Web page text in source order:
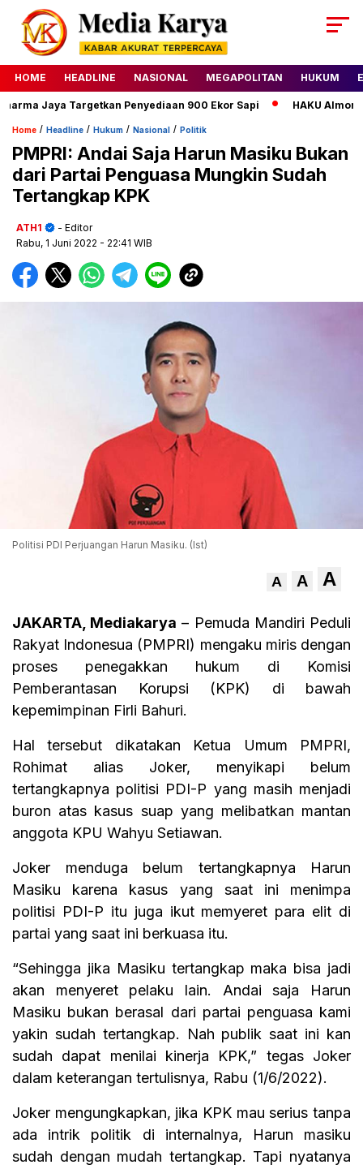
HOME HEADLINE NASIONAL MEGAPOLITAN HUKUM
Jaya Targetkan Penyediaan 900 Ekor Sapi HAKU Almond
Home / Headline / Hukum / Nasional / Politik
PMPRI: Andai Saja Harun Masiku Bukan
dari Partai Penguasa Mungkin Sudah
Tertangkap KPK
ATH1
- Editor
Rabu, 1 Juni 2022 - 22:41 WIB
Politisi PDI Perjuangan Harun Masiku. (Ist)
A A A
JAKARTA, Mediakarya – Pemuda Mandiri Peduli
Rakyat Indonesua (PMPRI) mengaku miris dengan
proses penegakkan hukum di Komisi
Pemberantasan Korupsi (KPK) di bawah
kepemimpinan Firli Bahuri.
Hal tersebut dikatakan Ketua Umum PMPRI,
Rohimat alias Joker, menyikapi belum
tertangkapnya politisi PDI-P yang masih menjadi
buron atas kasus suap yang melibatkan mantan
anggota KPU Wahyu Setiawan.
Joker menduga belum tertangkapnya Harun
Masiku karena kasus yang saat ini menimpa
politisi PDI-P itu juga ikut memyeret para elit di
partai yang saat ini berkuasa itu.
“Sehingga jika Masiku tertangkap maka bisa jadi
akan menyeret pelaku lain. Andai saja Harun
Masiku bukan berasal dari partai penguasa kami
yakin sudah tertangkap. Nah publik saat ini kan
sudah dapat menilai kinerja KPK,” tegas Joker
dalam keterangan tertulisnya, Rabu (1/6/2022).
Joker mengungkapkan, jika KPK mau serius tanpa
ada intrik politik di internalnya, Harun masiku
sudah dengan mudah tertangkap. Tapi nyatanya